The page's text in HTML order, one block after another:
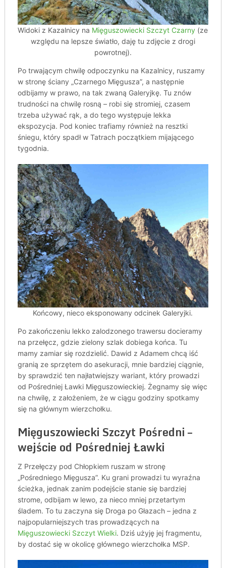
Widoki z Kazalnicy na Mięguszowiecki Szczyt Czarny (ze
względu na lepsze światło, daję tu zdjęcie z drogi
powrotnej).
Po trwającym chwilę odpoczynku na Kazalnicy, ruszamy
w stronę ściany „Czarnego Mięgusza”, a następnie
odbijamy w prawo, na tak zwaną Galeryjkę. Tu znów
trudności na chwilę rosną – robi się stromiej, czasem
trzeba używać rąk, a do tego występuje lekka
ekspozycja. Pod koniec trafiamy również na resztki
śniegu, który spadł w Tatrach początkiem mijającego
tygodnia.
Końcowy, nieco eksponowany odcinek Galeryjki.
Po zakończeniu lekko zalodzonego trawersu docieramy
na przełęcz, gdzie zielony szlak dobiega końca. Tu
mamy zamiar się rozdzielić. Dawid z Adamem chcą iść
granią ze sprzętem do asekuracji, mnie bardziej ciągnie,
by sprawdzić ten najłatwiejszy wariant, który prowadzi
od Pośredniej Ławki Mięguszowieckiej. Żegnamy się więc
na chwilę, z założeniem, że w ciągu godziny spotkamy
się na głównym wierzchołku.
Mięguszowiecki Szczyt Pośredni –
wejście od Pośredniej Ławki
Z Przełęczy pod Chłopkiem ruszam w stronę
„Pośredniego Mięgusza”. Ku grani prowadzi tu wyraźna
ścieżka, jednak zanim podejście stanie się bardziej
strome, odbijam w lewo, za nieco mniej przetartym
śladem. To tu zaczyna się Droga po Głazach – jedna z
najpopularniejszych tras prowadzących na
Mięguszowiecki Szczyt Wielki. Dziś użyję jej fragmentu,
by dostać się w okolicę głównego wierzchołka MSP.